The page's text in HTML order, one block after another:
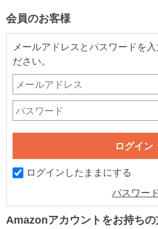
会員のお客様
メールアドレスとパスワードを
ださい。
ログインしたままにする
パスワー
Amazonアカウントをお持ちの